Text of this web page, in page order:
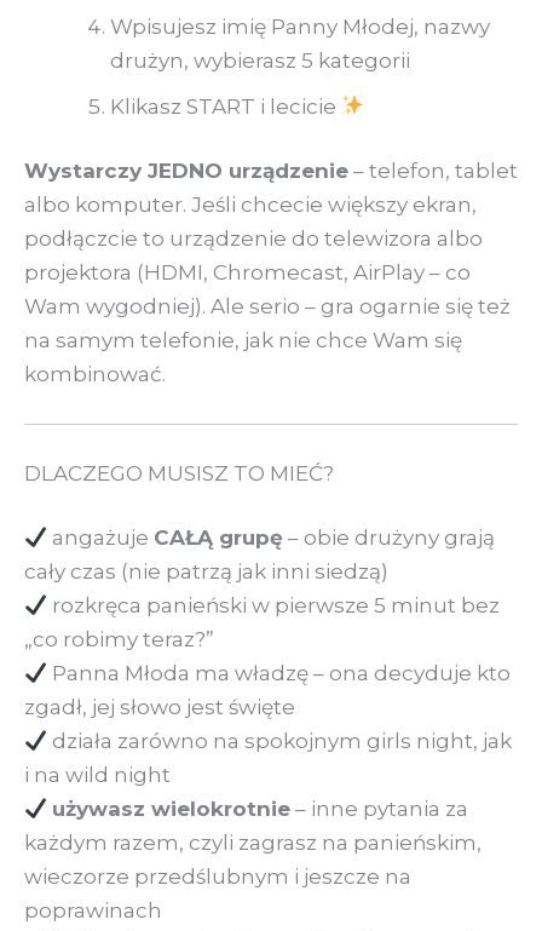
Wpisujesz imię Panny Młodej, nazwy
drużyn, wybierasz 5 kategorii
Klikasz START i lecicie
Wystarczy JEDNO urządzenie – telefon, tablet
albo komputer. Jeśli chcecie większy ekran,
podłączcie to urządzenie do telewizora albo
projektora (HDMI, Chromecast, AirPlay – co
Wam wygodniej). Ale serio – gra ogarnie się też
na samym telefonie, jak nie chce Wam się
kombinować.
DLACZEGO MUSISZ TO MIEĆ?
angażuje CAŁĄ grupę – obie drużyny grają
cały czas (nie patrzą jak inni siedzą)
rozkręca panieński w pierwsze 5 minut bez
„co robimy teraz?”
Panna Młoda ma władzę – ona decyduje kto
zgadł, jej słowo jest święte
działa zarówno na spokojnym girls night, jak
i na wild night
używasz wielokrotnie – inne pytania za
każdym razem, czyli zagrasz na panieńskim,
wieczorze przedślubnym i jeszcze na
poprawinach